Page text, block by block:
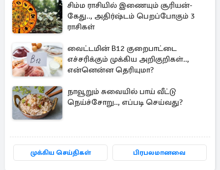
சிம்ம ராசியில் இணையும் சூரியன்-
கேது.., அதிர்ஷ்டம் பெறப்போகும் 3
ராசிகள்
வைட்டமின் B12 குறைபாட்டை
எச்சரிக்கும் முக்கிய அறிகுறிகள்..,
என்னென்ன தெரியுமா?
நாவூறும் சுவையில் பாய் வீட்டு
நெய்ச்சோறு.., எப்படி செய்வது?
முக்கிய செய்திகள் பிரபலமானவை